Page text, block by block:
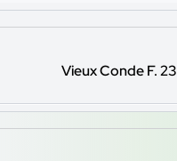
Vieux Conde F. 23